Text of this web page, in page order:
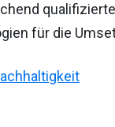
für die